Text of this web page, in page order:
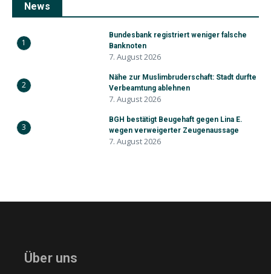
News
1
Bundesbank registriert weniger falsche
Banknoten
7. August 2026
2
Nähe zur Muslimbruderschaft: Stadt durfte
Verbeamtung ablehnen
7. August 2026
3
BGH bestätigt Beugehaft gegen Lina E.
wegen verweigerter Zeugenaussage
7. August 2026
Über uns